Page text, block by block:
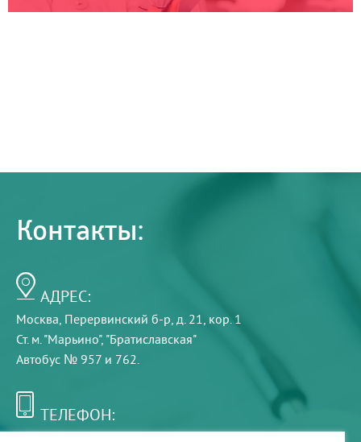
Контакты:
АДРЕС:
Москва, Перервинский б-р, д. 21, кор. 1
Ст. м. "Марьино", "Братиславская"
Автобус № 957 и 762.
ТЕЛЕФОН: